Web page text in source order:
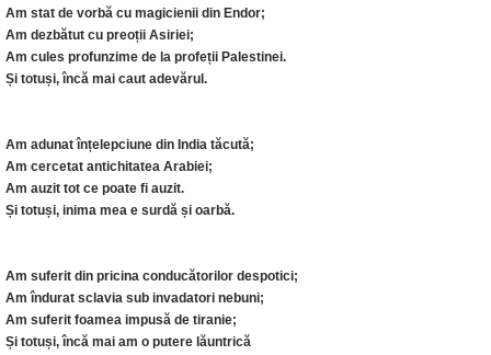
Am stat de vorbă cu magicienii din Endor;
Am dezbătut cu preoții Asiriei;
Am cules profunzime de la profeții Palestinei.
Și totuși, încă mai caut adevărul.
Am adunat înțelepciune din India tăcută;
Am cercetat antichitatea Arabiei;
Am auzit tot ce poate fi auzit.
Și totuși, inima mea e surdă și oarbă.
Am suferit din pricina conducătorilor despotici;
Am îndurat sclavia sub invadatori nebuni;
Am suferit foamea impusă de tiranie;
Și totuși, încă mai am o putere lăuntrică